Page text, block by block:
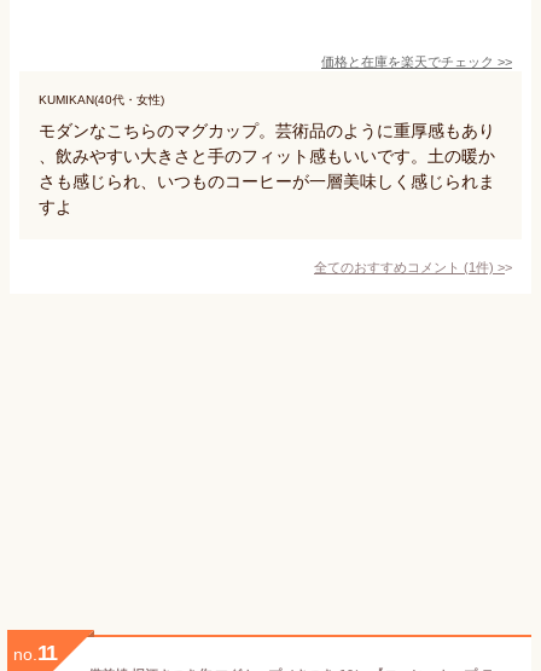
価格と在庫を楽天でチェック >>
KUMIKAN(40代・女性)
モダンなこちらのマグカップ。芸術品のように重厚感もあり
、飲みやすい大きさと手のフィット感もいいです。土の暖か
さも感じられ、いつものコーヒーが一層美味しく感じられま
すよ
全てのおすすめコメント (1件) >
no. 11